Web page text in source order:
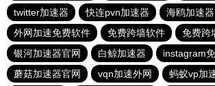
twitter加速器
快连pvn加速器 海鸥加速器
外网加速免费软件
免费跨墙软件
免费跨
银河加速器官网
白鲸加速器
instagram
蘑菇加速器官网
vqn加速外网 蚂蚁vp加